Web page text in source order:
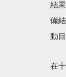
結
備
動
在